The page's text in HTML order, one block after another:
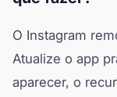
O Instagram
Atualize o app
aparecer, o